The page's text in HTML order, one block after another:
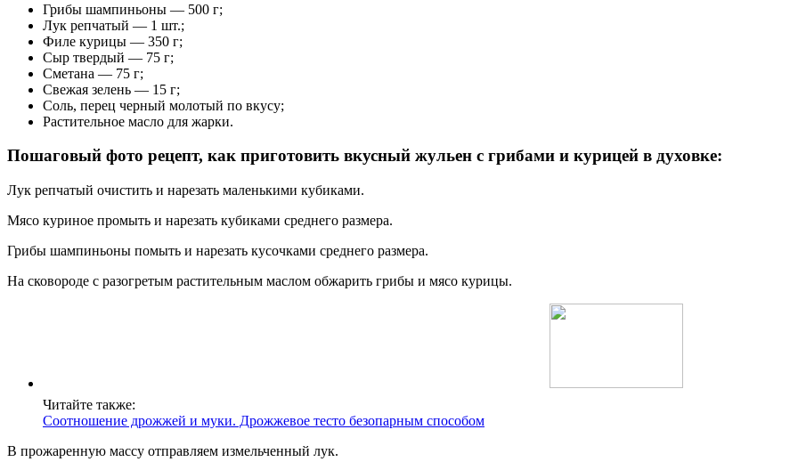
Грибы шампиньоны — 500 г;
Лук репчатый — 1 шт.;
Филе курицы — 350 г;
Сыр твердый — 75 г;
Сметана — 75 г;
Свежая зелень — 15 г;
Соль, перец черный молотый по вкусу;
Растительное масло для жарки.
Пошаговый фото рецепт, как приготовить вкусный жульен с грибами и курицей в духовке:
Лук репчатый очистить и нарезать маленькими кубиками.
Мясо куриное промыть и нарезать кубиками среднего размера.
Грибы шампиньоны помыть и нарезать кусочками среднего размера.
На сковороде с разогретым растительным маслом обжарить грибы и мясо курицы.
Читайте также:
Соотношение дрожжей и муки. Дрожжевое тесто безопарным способом
В прожаренную массу отправляем измельченный лук.